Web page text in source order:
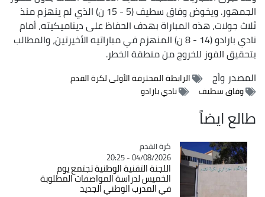
الجمهور. ويخوض وفاق سطيف (5 - 15 ن) الذي لم ينهزم منذ
ثلاث جولات، هذه المباراة بهدف الحفاظ على ديناميكيته، أمام
نادي بارادو (14 - 8 ن) المنهزم في مباراتيه الأخيرتين، والمطالب
بتحقيق الفوز للخروج من منطقة الخطر.
المصدروأج
الرابطة المحترفة الأولى لكرة القدم
وفاق سطيف
نادي بارادو
طالع ايضاً
Catégorie
كرة القدم
04/08/2026 - 20:25
اللجنة التقنية الوطنية تجتمع يوم
الخميس لدراسة المواصفات المطلوبة
في المدرب الوطني الجديد